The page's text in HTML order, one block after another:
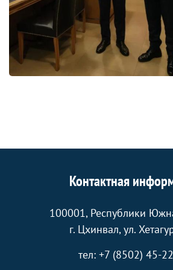
Контактная
100001, Республики
г. Цхинвал, ул.
тел: +7 (8502) 45-